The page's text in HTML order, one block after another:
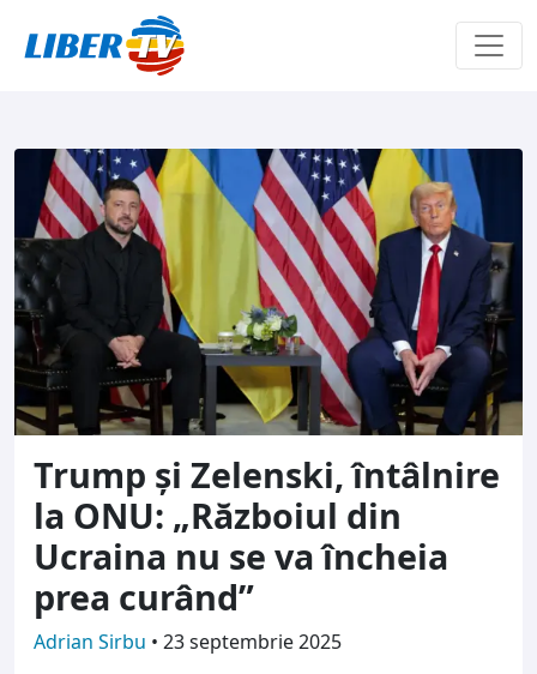
Trump și Zelenski, întâlnire
la ONU: „Războiul din
Ucraina nu se va încheia
prea curând”
Adrian Sirbu • 23 septembrie 2025